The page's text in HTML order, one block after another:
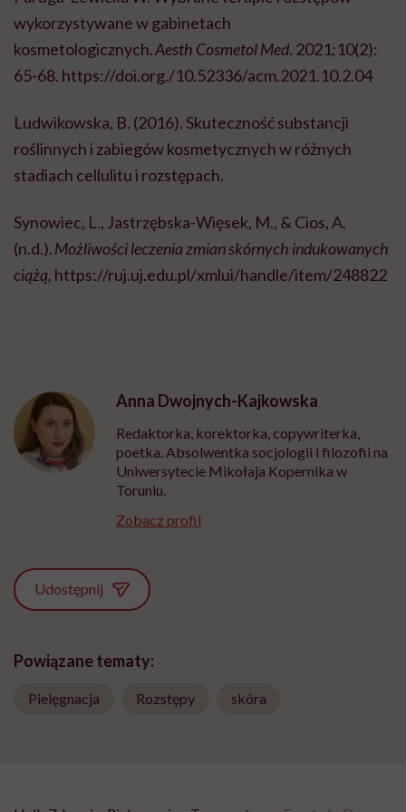
wykorzystywane w gabinetach
kosmetologicznych.Aesth Cosmetol Med. 2021;10(2):
65-68. https://doi.org./10.52336/acm.2021.10.2.04
Ludwikowska, B. (2016). Skuteczność substancji
roślinnych i zabiegów kosmetycznych w różnych
stadiach cellulitu i rozstępach.
Synowiec, L., Jastrzębska-Więsek, M., & Cios, A.
(n.d.).Możliwości leczenia zmian skórnych indukowanych
ciążą, https://ruj.uj.edu.pl/xmlui/handle/item/248822
Anna Dwojnych-Kajkowska
Redaktorka, korektorka, copywriterka,
poetka. Absolwentka socjologii i filozofii na
Uniwersytecie Mikołaja Kopernika w
Toruniu.
Zobacz profil
Udostępnij
Powiązane tematy:
Pielęgnacja Rozstępy skóra